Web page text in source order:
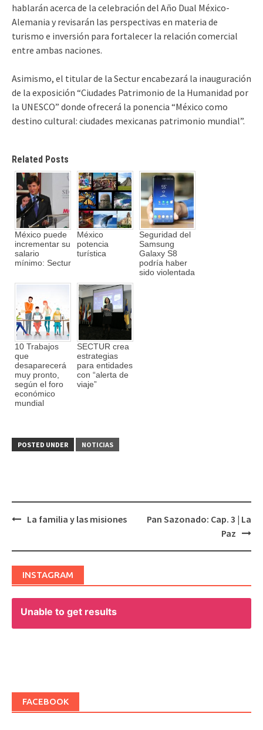
hablarán acerca de la celebración del Año Dual México-
Alemania y revisarán las perspectivas en materia de
turismo e inversión para fortalecer la relación comercial
entre ambas naciones.
Asimismo, el titular de la Sectur encabezará la inauguración
de la exposición “Ciudades Patrimonio de la Humanidad por
la UNESCO” donde ofrecerá la ponencia “México como
destino cultural: ciudades mexicanas patrimonio mundial”.
Related Posts
México puede
incrementar su
salario
mínimo: Sectur
México
potencia
turística
Seguridad del
Samsung
Galaxy S8
podría haber
sido violentada
10 Trabajos
que
desaparecerá
muy pronto,
según el foro
económico
mundial
SECTUR crea
estrategias
para entidades
con “alerta de
viaje”
POSTED UNDER NOTICIAS
La familia y las misiones
Pan Sazonado: Cap. 3 | La
Paz
INSTAGRAM
Unable to get results
FACEBOOK